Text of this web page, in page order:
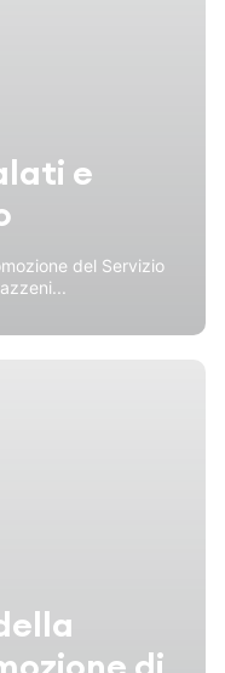
e
del Servizio